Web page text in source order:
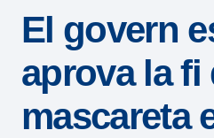
sistema
accesibilidad.
El govern
aprova la fi
mascareta